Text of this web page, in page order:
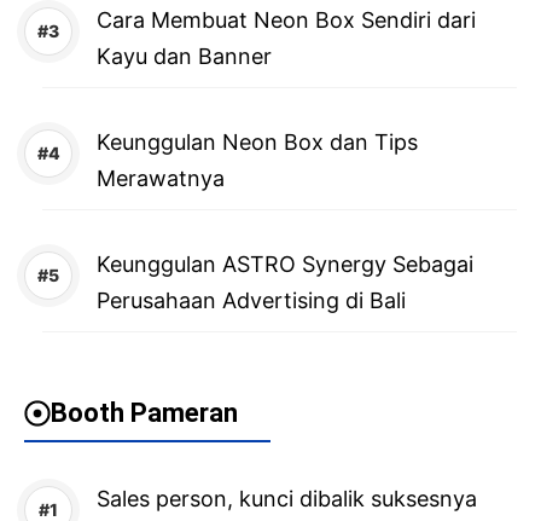
Cara Membuat Neon Box Sendiri dari
Kayu dan Banner
Keunggulan Neon Box dan Tips
Merawatnya
Keunggulan ASTRO Synergy Sebagai
Perusahaan Advertising di Bali
Booth Pameran
Sales person, kunci dibalik suksesnya